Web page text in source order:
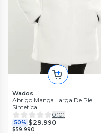
Wados
Abrigo Manga Larga De Piel
Sintetica
0(0)
50% $29.990
$59.990